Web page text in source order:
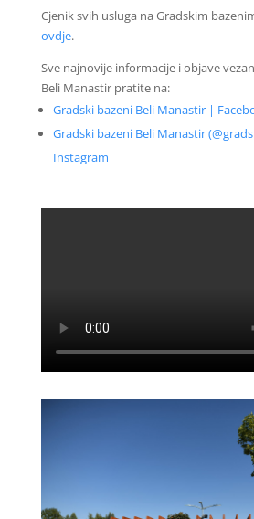
Cjenik svih usluga na Gradskim
ovdje.
Sve najnovije informacije i objave
Beli Manastir pratite na:
Gradski bazeni Beli Manastir |
Gradski bazeni Beli Manastir
Instagram